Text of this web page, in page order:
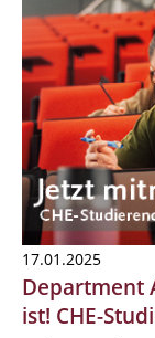
17.01.2025
Department
ist! CHE-